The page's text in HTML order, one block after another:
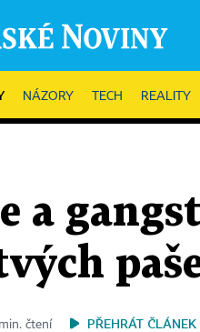
NÁZORY TECH REALITY
a
čtení PŘEHRÁT ČLÁNEK